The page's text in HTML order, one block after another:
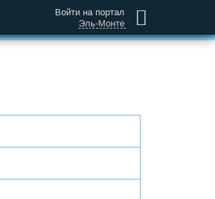
Войти на портал
Эль-Монте